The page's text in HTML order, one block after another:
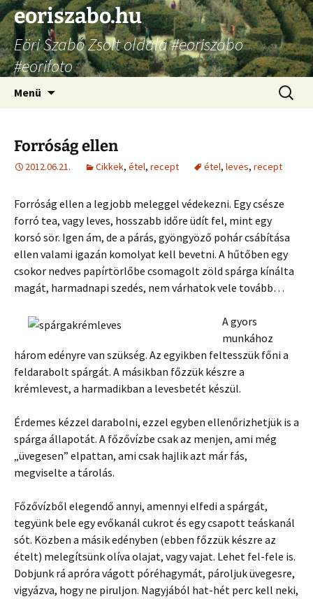
Ugrás
a
tartalomhoz
eoriszabo.hu
Eöri Szabó Zsolt oldala #eoriszabo
#eorifoto
Menü
Forróság ellen
2012.06.21. Cikkek, étel, recept étel, leves, recept
Forróság ellen a legjobb meleggel védekezni. Egy csésze
forró tea, vagy leves, hosszabb időre üdít fel, mint egy
korsó sör. Igen ám, de a párás, gyöngyöző pohár csábítása
ellen valami igazán komolyat kell bevetni. A hűtőben egy
csokor nedves papírtörlőbe csomagolt zöld spárga kínálta
magát, harmadnapi szedés, nem várhatok vele tovább…
A gyors
munkához
három edényre van szükség. Az egyikben feltesszük főni a
feldarabolt spárgát. A másikban főzzük készre a
krémlevest, a harmadikban a levesbetét készül.
Érdemes kézzel darabolni, ezzel egyben ellenőrizhetjük is a
spárga állapotát. A főzővízbe csak az menjen, ami még
„üvegesen” elpattan, ami csak hajlik azt már fás,
megviselte a tárolás.
Főzővízből elegendő annyi, amennyi elfedi a spárgát,
tegyünk bele egy evőkanál cukrot és egy csapott teáskanál
sót. Közben a másik edényben (ebben főzzük készre az
ételt) melegítsünk olíva olajat, vagy vajat. Lehet fel-fele is.
Dobjunk rá apróra vágott póréhagymát, pároljuk üvegesre,
vigyázva, hogy ne piruljon. Nagyjából hat-hét perc kell neki,